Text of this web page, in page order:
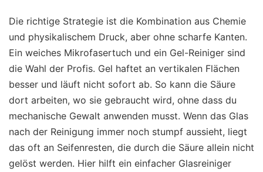
Die richtige Strategie ist die Kombination aus Chemie
und physikalischem Druck, aber ohne scharfe Kanten.
Ein weiches Mikrofasertuch und ein Gel-Reiniger sind
die Wahl der Profis. Gel haftet an vertikalen Flächen
besser und läuft nicht sofort ab. So kann die Säure
dort arbeiten, wo sie gebraucht wird, ohne dass du
mechanische Gewalt anwenden musst. Wenn das Glas
nach der Reinigung immer noch stumpf aussieht, liegt
das oft an Seifenresten, die durch die Säure allein nicht
gelöst werden. Hier hilft ein einfacher Glasreiniger